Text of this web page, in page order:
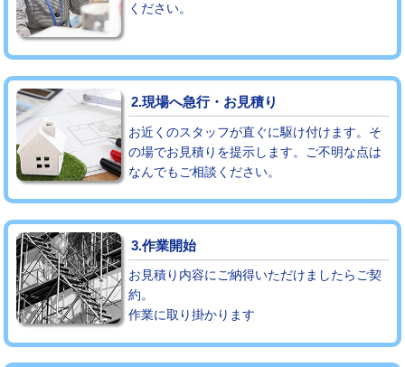
モルタル補修（厚さ10㎝まで）
モルタル補修（厚さ10㎝超え） 38,500円
追加人工 16,500円
廃棄・処分 現場見積
※給水管工事は20mmまでの価格です。
ください。
2.現場へ急行・お見積り
お近くのスタッフが直ぐに駆け付けます。そ
の場でお見積りを提示します。ご不明な点は
なんでもご相談ください。
3.作業開始
お見積り内容にご納得いただけましたらご契
約。
作業に取り掛かります